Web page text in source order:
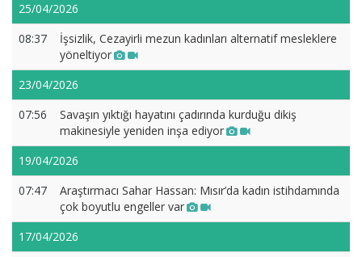
25/04/2026
08:37
İşsizlik, Cezayirli mezun kadınları alternatif mesleklere
yöneltiyor
23/04/2026
07:56
Savaşın yıktığı hayatını çadırında kurduğu dikiş
makinesiyle yeniden inşa ediyor
19/04/2026
07:47
Araştırmacı Sahar Hassan: Mısır’da kadın istihdamında
çok boyutlu engeller var
17/04/2026